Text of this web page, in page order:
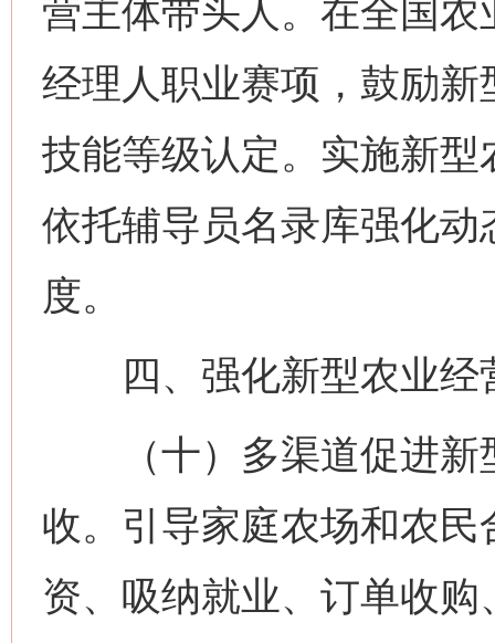
营主体带头人。在全国
经理人职业赛项，鼓励
技能等级认定。实施新
依托辅导员名录库强化
度。
四、强化新型农业经
（十）多渠道促进新
收。引导家庭农场和农
资、吸纳就业、订单收